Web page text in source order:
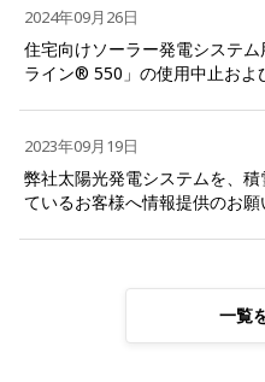
2024年09月26日
住宅向けソーラー発電システ
ライン® 550」の使用中止およ
2023年09月19日
弊社太陽光発電システムを、
ているお客様へ情報提供のお願
一覧